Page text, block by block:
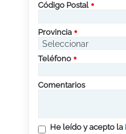
Código Postal
Provincia
Teléfono
Comentarios
He leído y acepto la